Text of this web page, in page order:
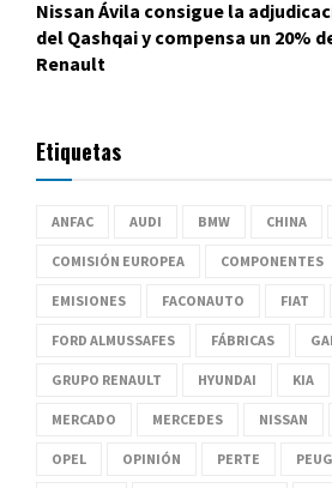
Nissan Ávila consigue la
del Qashqai y compensa un 20%
Renault
Etiquetas
ANFAC AUDI BMW CHINA
COMISIÓN EUROPEA COMPONENTES
EMISIONES FACONAUTO FIAT
FORD ALMUSSAFES FÁBRICAS
GRUPO RENAULT HYUNDAI KIA
MERCADO MERCEDES NISSAN
OPEL OPINIÓN PERTE